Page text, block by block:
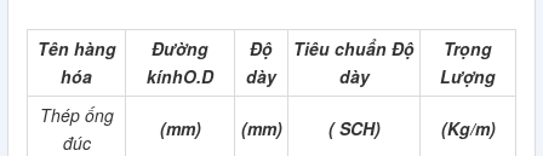
Tên hàng
hóa
Đường
kínhO.D
Độ
dày
Tiêu chuẩn Độ
dày
Trọng
Lượng
Thép ống
đúc
(mm) (mm) ( SCH) (Kg/m)